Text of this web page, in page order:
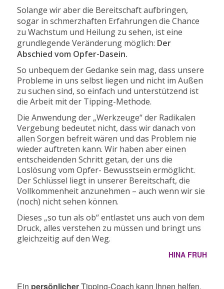
Solange wir aber die Bereitschaft aufbringen,
sogar in schmerzhaften Erfahrungen die Chance
zu Wachstum und Heilung zu sehen, ist eine
grundlegende Veränderung möglich: Der
Abschied vom Opfer-Dasein.
So unbequem der Gedanke sein mag, dass unsere
Probleme in uns selbst liegen und nicht im Außen
zu suchen sind, so einfach und unterstützend ist
die Arbeit mit der Tipping-Methode.
Die Anwendung der „Werkzeuge“ der Radikalen
Vergebung bedeutet nicht, dass wir danach von
allen Sorgen befreit wären und das Problem nie
wieder auftreten kann. Wir haben aber einen
entscheidenden Schritt getan, der uns die
Loslösung vom Opfer- Bewusstsein ermöglicht.
Der Schlüssel liegt in unserer Bereitschaft, die
Vollkommenheit anzunehmen – auch wenn wir sie
(noch) nicht sehen können.
Dieses „so tun als ob“ entlastet uns auch von dem
Druck, alles verstehen zu müssen und bringt uns
gleichzeitig auf den Weg.
HINA FRUH
Ein persönlicherTipping-Coach kann Ihnen helfen,